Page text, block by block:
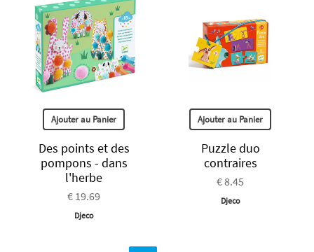
Ajouter au Panier
Des points et des
pompons - dans
l'herbe
€ 19.69
Djeco
Ajouter au Panier
Puzzle duo
contraires
€ 8.45
Djeco